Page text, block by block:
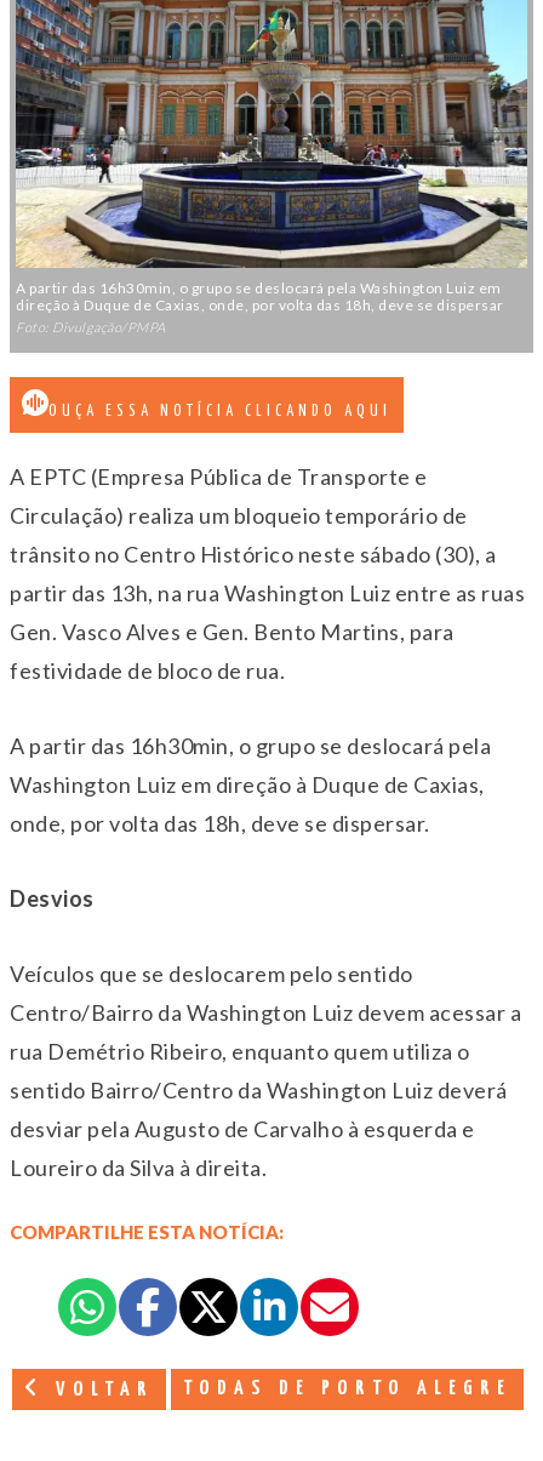
A partir das 16h30min, o grupo se deslocará pela Washington Luiz em
direção à Duque de Caxias, onde, por volta das 18h, deve se dispersar
Foto: Divulgação/PMPA
OUÇA ESSA NOTÍCIA CLICANDO AQUI
A EPTC (Empresa Pública de Transporte e
Circulação) realiza um bloqueio temporário de
trânsito no Centro Histórico neste sábado (30), a
partir das 13h, na rua Washington Luiz entre as ruas
Gen. Vasco Alves e Gen. Bento Martins, para
festividade de bloco de rua.
A partir das 16h30min, o grupo se deslocará pela
Washington Luiz em direção à Duque de Caxias,
onde, por volta das 18h, deve se dispersar.
Desvios
Veículos que se deslocarem pelo sentido
Centro/Bairro da Washington Luiz devem acessar a
rua Demétrio Ribeiro, enquanto quem utiliza o
sentido Bairro/Centro da Washington Luiz deverá
desviar pela Augusto de Carvalho à esquerda e
Loureiro da Silva à direita.
COMPARTILHE ESTA NOTÍCIA:
VOLTAR TODAS DE PORTO ALEGRE